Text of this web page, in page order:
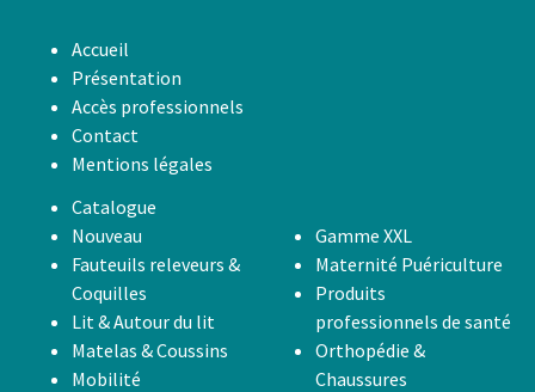
Accueil
Présentation
Accès professionnels
Contact
Mentions légales
Catalogue
Nouveau
Fauteuils releveurs &
Coquilles
Lit & Autour du lit
Matelas & Coussins
Mobilité
Gamme XXL
Maternité Puériculture
Produits
professionnels de santé
Orthopédie &
Chaussures